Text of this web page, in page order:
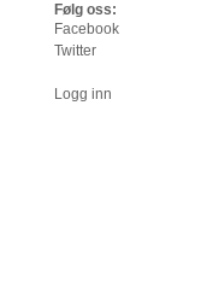
Følg oss:
Facebook
Twitter
Logg inn